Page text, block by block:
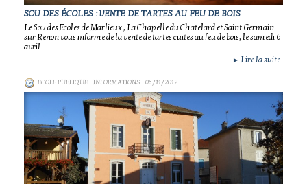
SOU DES ÉCOLES : VENTE DE TARTES AU FEU DE BOIS
Le Sou des Ecoles de Marlieux , La Chapelle du Chatelard et Saint Germain
sur Renon vous informe de la vente de tartes cuites au feu de bois, le samedi 6
avril.
► Lire la suite
ECOLE PUBLIQUE - INFORMATIONS- 06/11/2012